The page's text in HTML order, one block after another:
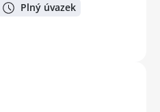
Plný úvazek